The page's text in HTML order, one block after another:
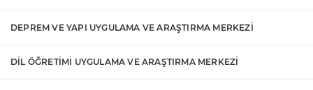
DEPREM VE YAPI UYGULAMA VE ARAŞTIRMA MERKEZİ
DİL ÖĞRETİMİ UYGULAMA VE ARAŞTIRMA MERKEZİ